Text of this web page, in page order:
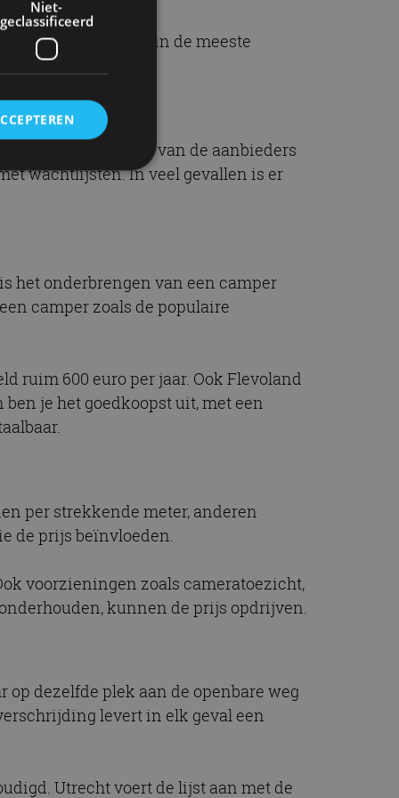
op straat is in de meeste
stalling.
Slechts 20% van de aanbieders
wachtlijsten. In veel gevallen is er
het onderbrengen van een camper
camper zoals de populaire
ruim 600 euro per jaar. Ook Flevoland
je het goedkoopst uit, met een
per strekkende meter, anderen
de prijs beïnvloeden.
voorzieningen zoals cameratoezicht,
kunnen de prijs opdrijven.
dezelfde plek aan de openbare weg
levert in elk geval een
Utrecht voert de lijst aan met de
Niet-
geclassificeerd
om
van
service om de
cookie-banner
werken.
- wat een
klant-ID. Het is
om
deuit over hoe
die de